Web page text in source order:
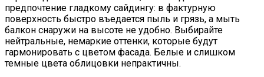
предпочтение гладкому сайдингу: в фактурную
поверхность быстро въедается пыль и грязь, а мыть
балкон снаружи на высоте не удобно. Выбирайте
нейтральные, немаркие оттенки, которые будут
гармонировать с цветом фасада. Белые и слишком
темные цвета облицовки непрактичны.